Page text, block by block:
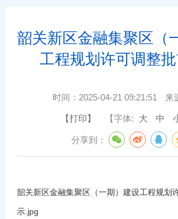
韶关新区金融集聚区（
工程规划许可调整
时间： 2025-04-21 09:21:51 来
【打印】 【字体: 大 中
分享到：
韶关新区金融集聚区（一期）建设工程规划
示.jpg